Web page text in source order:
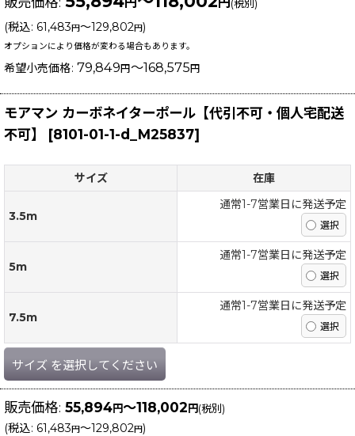
(税別)
(税込: 61,483円～129,802円)
オプションにより価格が変わる場合もあります。
希望小売価格: 79,849円～168,575円
モアマン カーボネイターポール【代引不可・個人宅配送
不可】
[8101-01-1-d_M25837]
サイズ 在庫
3.5m
通常1-7営業日に発送予定
5m
通常1-7営業日に発送予定
7.5m
通常1-7営業日に発送予定
サイズ を選択してください
販売価格: 55,894円～118,002円(税別)
(税込: 61,483円～129,802円)